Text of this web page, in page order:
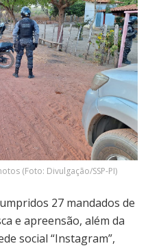
(Foto: Divulgação/SSP-PI)
27 mandados de
e apreensão, além da
social “Instagram”,